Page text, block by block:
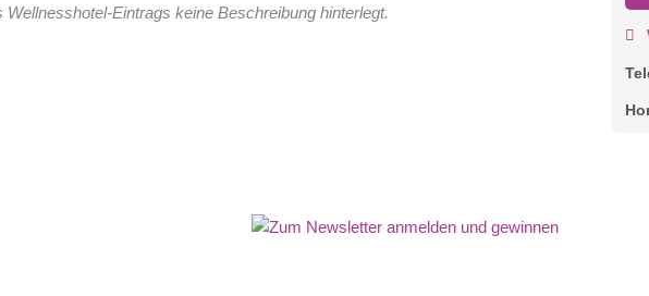
Eintrags keine Beschreibung hinterlegt.